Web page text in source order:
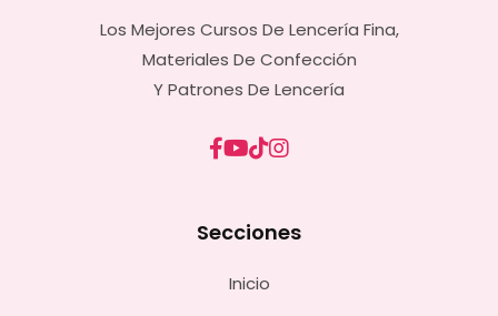
Los Mejores Cursos De Lencería Fina,
Materiales De Confección
Y Patrones De Lencería
Secciones
Inicio